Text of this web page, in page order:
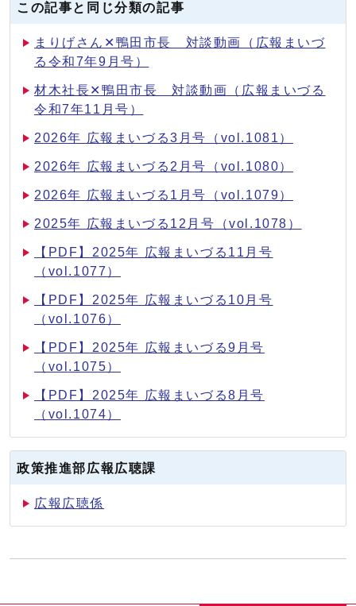
この記事と同じ分類の記事
まりげさん✕鴨田市長 対談動画（広報まいづ
る令和7年9月号）
材木社長✕鴨田市長 対談動画（広報まいづる
令和7年11月号）
2026年 広報まいづる3月号（vol.1081）
2026年 広報まいづる2月号（vol.1080）
2026年 広報まいづる1月号（vol.1079）
2025年 広報まいづる12月号（vol.1078）
【PDF】2025年 広報まいづる11月号
（vol.1077）
【PDF】2025年 広報まいづる10月号
（vol.1076）
【PDF】2025年 広報まいづる9月号
（vol.1075）
【PDF】2025年 広報まいづる8月号
（vol.1074）
政策推進部広報広聴課
広報広聴係